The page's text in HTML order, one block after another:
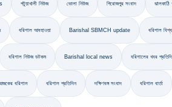
পটুয়াখালী নিউজ ভোলা নিউজ পিরোজপুর সংবাদ ঝালকাঠি
বরিশাল আবহাওয়া Barishal SBMCH update বরিশাল
বরিশাল নিউজ ডটকম Barishal local news বরিশালের খবর
বরিশাল বরিশাল প্রতিদিন দক্ষিণবঙ্গ সংবাদ বরিশাল বার্তা